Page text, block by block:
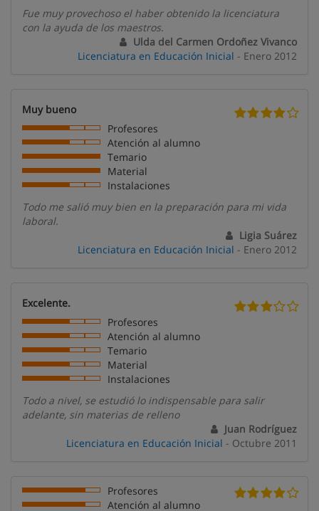
Fue muy provechoso el haber obtenido la licenciatura
con la ayuda de los maestros.
Ulda del Carmen Ordoñez Vivanco
Licenciatura en Educación Inicial - Enero 2012
Muy bueno
Profesores
Atención al alumno
Temario
Material
Instalaciones
Todo me salió muy bien en la preparación para mi vida
laboral.
Ligia Suárez
Licenciatura en Educación Inicial - Enero 2012
Excelente.
Profesores
Atención al alumno
Temario
Material
Instalaciones
Todo a nivel, se estudió lo indispensable para salir
adelante, sin materias de relleno
Juan Rodríguez
Licenciatura en Educación Inicial - Octubre 2011
Profesores
Atención al alumno